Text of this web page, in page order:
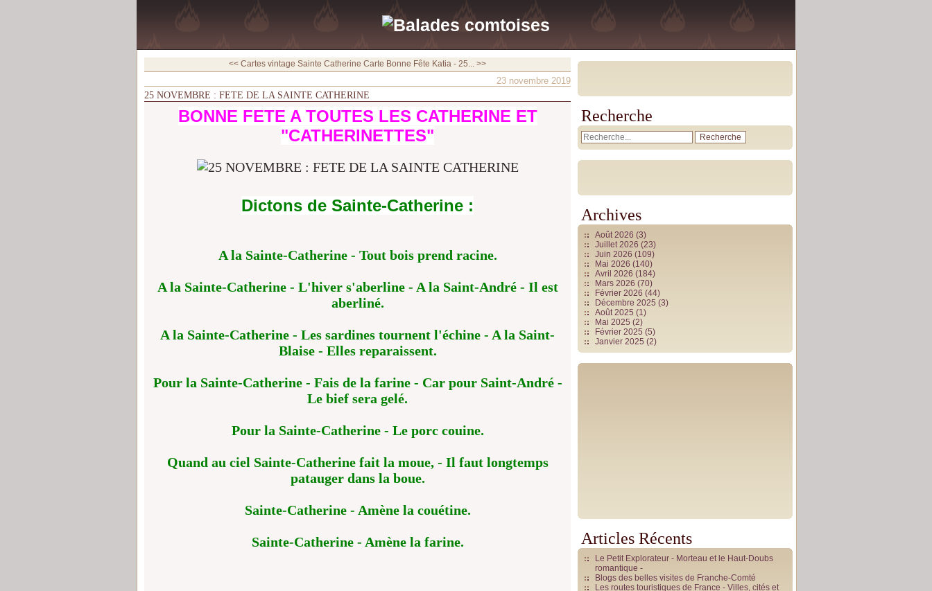
<< Cartes vintage Sainte Catherine Carte Bonne Fête Katia - 25... >>
23 novembre 2019
25 NOVEMBRE : FETE DE LA SAINTE CATHERINE
BONNE FETE A TOUTES LES CATHERINE ET
"CATHERINETTES"
Dictons de Sainte-Catherine :
A la Sainte-Catherine - Tout bois prend racine.
A la Sainte-Catherine - L'hiver s'aberline - A la Saint-André - Il est
aberliné.
A la Sainte-Catherine - Les sardines tournent l'échine - A la Saint-
Blaise - Elles reparaissent.
Pour la Sainte-Catherine - Fais de la farine - Car pour Saint-André -
Le bief sera gelé.
Pour la Sainte-Catherine - Le porc couine.
Quand au ciel Sainte-Catherine fait la moue, - Il faut longtemps
patauger dans la boue.
Sainte-Catherine - Amène la couétine.
Sainte-Catherine - Amène la farine.
Recherche
Archives
Août 2026 (3)
Juillet 2026 (23)
Juin 2026 (109)
Mai 2026 (140)
Avril 2026 (184)
Mars 2026 (70)
Février 2026 (44)
Décembre 2025 (3)
Août 2025 (1)
Mai 2025 (2)
Février 2025 (5)
Janvier 2025 (2)
Articles Récents
Le Petit Explorateur - Morteau et le Haut-Doubs
romantique -
Blogs des belles visites de Franche-Comté
Les routes touristiques de France - Villes, cités et